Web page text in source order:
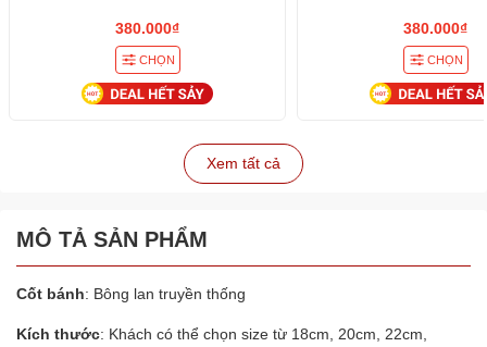
380.000₫
CHỌN
380.000₫
CHỌN
Xem tất cả
MÔ TẢ SẢN PHẨM
Cốt bánh: Bông lan truyền thống
Kích thước: Khách có thể chọn size từ 18cm, 20cm, 22cm,